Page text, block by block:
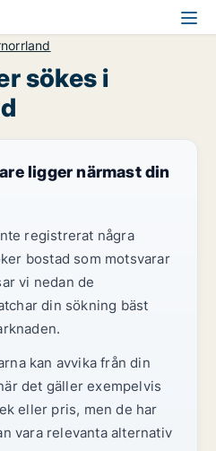
sökes i
ligger närmast din
registrerat några
bostad som motsvarar
vi nedan de
din sökning bäst
kan avvika från din
det gäller exempelvis
eller pris, men de har
vara relevanta alternativ